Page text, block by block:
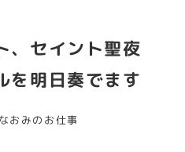
、セイント聖夜
を明日奏でます
リー
なおみのお仕事